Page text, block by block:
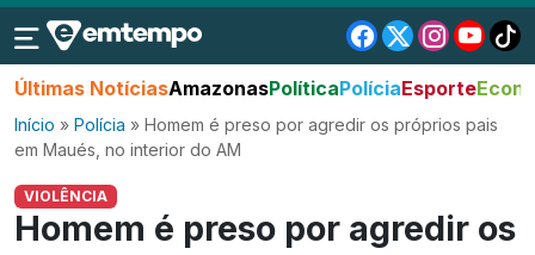
Últimas NotíciasAmazonasPolíticaPolíciaEsporte
Início » Polícia » Homem é preso por agredir os próprios pais
em Maués, no interior do AM
VIOLÊNCIA
Homem é preso por agredir os